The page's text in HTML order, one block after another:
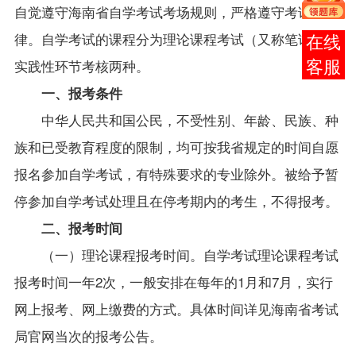
自觉遵守海南省自学考试考场规则，严格遵守考试纪
律。自学考试的课程分为理论课程考试（又称笔试）和
实践性环节考核两种。
一、报考条件
中华人民共和国公民，不受性别、年龄、民族、种
族和已受教育程度的限制，均可按我省规定的时间自愿
报名参加自学考试，有特殊要求的专业除外。被给予暂
停参加自学考试处理且在停考期内的考生，不得报考。
二、报考时间
（一）理论课程报考时间。自学考试理论课程考试
报考时间一年2次，一般安排在每年的1月和7月，实行
网上报考、网上缴费的方式。具体时间详见海南省考试
局官网当次的报考公告。
在线
客服